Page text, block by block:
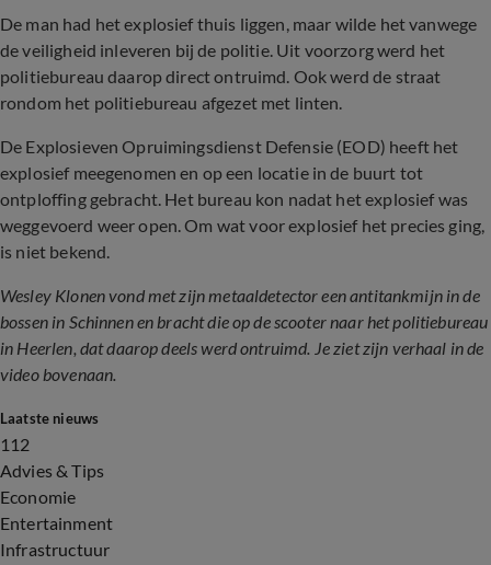
De man had het explosief thuis liggen, maar wilde het vanwege
de veiligheid inleveren bij de politie. Uit voorzorg werd het
politiebureau daarop direct ontruimd. Ook werd de straat
rondom het politiebureau afgezet met linten.
De Explosieven Opruimingsdienst Defensie (EOD) heeft het
explosief meegenomen en op een locatie in de buurt tot
ontploffing gebracht. Het bureau kon nadat het explosief was
weggevoerd weer open. Om wat voor explosief het precies ging,
is niet bekend.
Wesley Klonen vond met zijn metaaldetector een antitankmijn in de
bossen in Schinnen en bracht die op de scooter naar het politiebureau
in Heerlen, dat daarop deels werd ontruimd. Je ziet zijn verhaal in de
video bovenaan.
Laatste nieuws
112
Advies & Tips
Economie
Entertainment
Infrastructuur